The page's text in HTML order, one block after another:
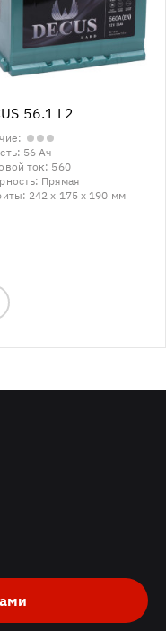
56.1 L2
56 Ач
ток: 560
Прямая
242 x 175 x 190 мм